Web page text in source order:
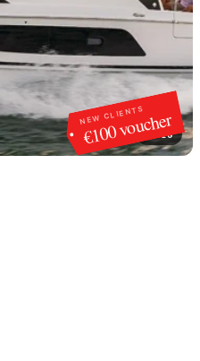
NEW CLIENTS
€100 voucher
1/10